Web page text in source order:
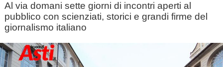
Al via domani sette giorni di incontri aperti al
pubblico con scienziati, storici e grandi firme del
giornalismo italiano